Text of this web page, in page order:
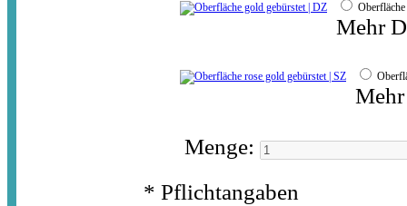
Mehr
Menge:
* Pflichtangaben